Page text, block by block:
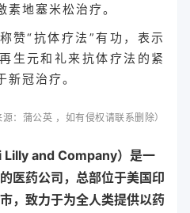
地塞米松治疗。
赞“抗体疗法”有功，表示
生元和礼来抗体疗法的紧
冠治疗。
源： 蒲公英 ，如有侵权请联系删除）
Lilly and Company）是一
医药公司，总部位于美国印
，致力于为全人类提供以药